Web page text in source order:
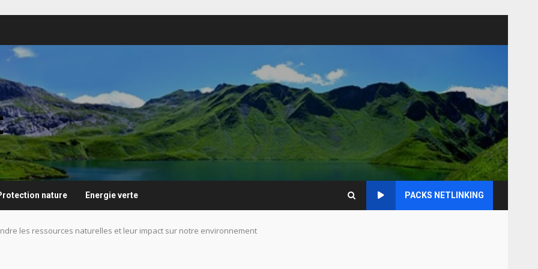
nature Energie verte PACKS NETLINKING
les ressources naturelles et leur impact sur notre environnement